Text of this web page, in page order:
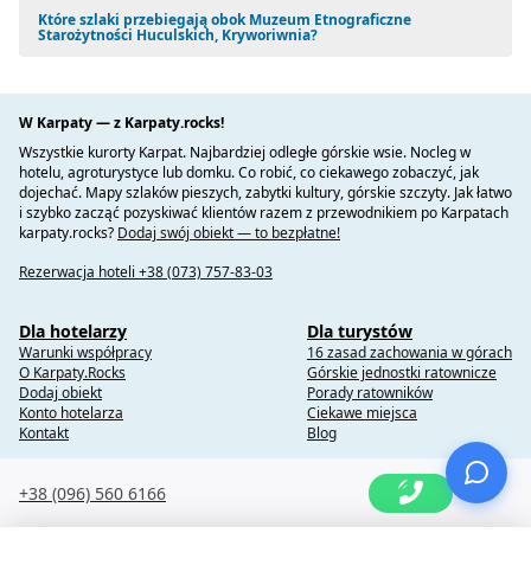
Które szlaki przebiegają obok Muzeum Etnograficzne
Starożytności Huculskich, Kryworiwnia?
+38 (096) 560 6166
W Karpaty — z Karpaty.rocks!
Wszystkie kurorty Karpat. Najbardziej odległe górskie wsie. Nocleg w
hotelu, agroturystyce lub domku. Co robić, co ciekawego zobaczyć, jak
dojechać. Mapy szlaków pieszych, zabytki kultury, górskie szczyty. Jak łatwo
i szybko zacząć pozyskiwać klientów razem z przewodnikiem po Karpatach
karpaty.rocks? Dodaj swój obiekt — to bezpłatne!
Rezerwacja hoteli +38 (073) 757-83-03
Dla hotelarzy
Warunki współpracy
O Karpaty.Rocks
Dodaj obiekt
Konto hotelarza
Kontakt
Dla turystów
16 zasad zachowania w górach
Górskie jednostki ratownicze
Porady ratowników
Ciekawe miejsca
Blog
Copyright @ 2010-2014 Karpaty.Rocks